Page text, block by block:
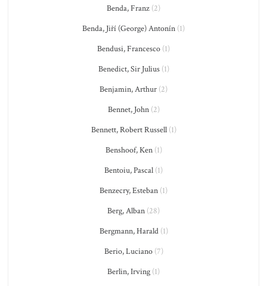
Benda, Franz (2)
Benda, Jiří (George) Antonín (1)
Bendusi, Francesco (1)
Benedict, Sir Julius(1)
Benjamin, Arthur (2)
Bennet, John(2)
Bennett, Robert Russell(1)
Benshoof, Ken(1)
Bentoiu, Pascal (1)
Benzecry, Esteban (1)
Berg, Alban (28)
Bergmann, Harald(1)
Berio, Luciano(7)
Berlin, Irving (1)